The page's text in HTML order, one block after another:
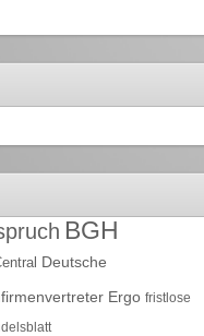
BGH
Deutsche
Ergo fristlose